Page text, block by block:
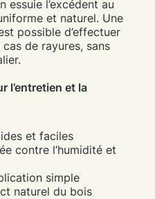
essuie l’excédent au
et naturel. Une
possible d’effectuer
de rayures, sans
l’entretien et la
et faciles
contre l’humidité et
simple
naturel du bois